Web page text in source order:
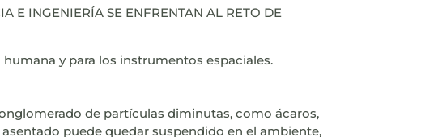
E INGENIERÍA SE ENFRENTAN AL RETO DE
y para los instrumentos espaciales.
de partículas diminutas, como ácaros,
puede quedar suspendido en el ambiente,